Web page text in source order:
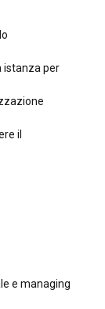
istanza per
il
e managing